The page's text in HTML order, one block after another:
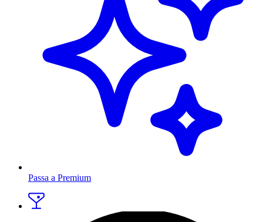
Passa a Premium